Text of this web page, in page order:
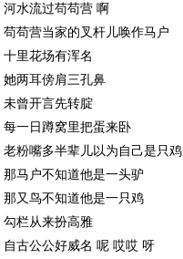
河水流过苟苟营 啊
苟苟营当家的叉杆儿唤作马户
十里花场有浑名
她两耳傍肩三孔鼻
未曾开言先转腚
每一日蹲窝里把蛋来卧
老粉嘴多半辈儿以为自己是只鸡
那马户不知道他是一头驴
那又鸟不知道他是一只鸡
勾栏从来扮高雅
自古公公好威名 呢 哎哎 呀